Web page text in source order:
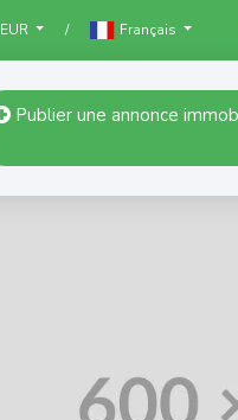
EUR / Français
Publier une annonce